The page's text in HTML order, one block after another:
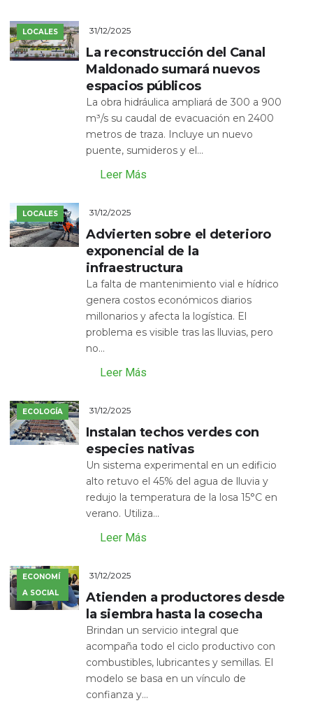
LOCALES 31/12/2025
La reconstrucción del Canal
Maldonado sumará nuevos
espacios públicos
La obra hidráulica ampliará de 300 a 900
m³/s su caudal de evacuación en 2400
metros de traza. Incluye un nuevo
puente, sumideros y el...
Leer Más
LOCALES 31/12/2025
Advierten sobre el deterioro
exponencial de la
infraestructura
La falta de mantenimiento vial e hídrico
genera costos económicos diarios
millonarios y afecta la logística. El
problema es visible tras las lluvias, pero
no...
Leer Más
ECOLOGÍA 31/12/2025
Instalan techos verdes con
especies nativas
Un sistema experimental en un edificio
alto retuvo el 45% del agua de lluvia y
redujo la temperatura de la losa 15°C en
verano. Utiliza...
Leer Más
ECONOMÍ
A SOCIAL
31/12/2025
Atienden a productores desde
la siembra hasta la cosecha
Brindan un servicio integral que
acompaña todo el ciclo productivo con
combustibles, lubricantes y semillas. El
modelo se basa en un vínculo de
confianza y...